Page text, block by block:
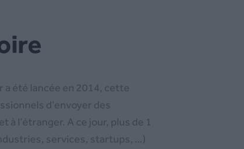
a été lancée en 2014, cette
d’envoyer des
à l’étranger. A ce jour, plus de 1
services, startups, …)